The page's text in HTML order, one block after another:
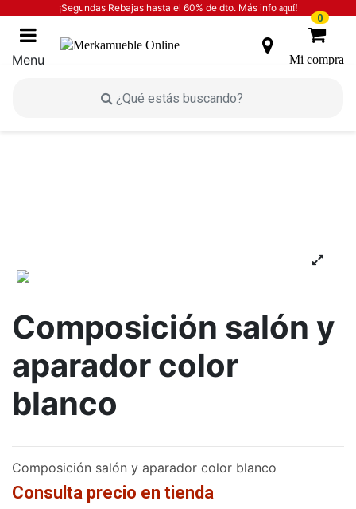
¡Segundas Rebajas hasta el 60% de dto. Más info aquí!
Menu
0
Mi compra
ESTANCIAS
Estancias Salones
Composición salón y aparador color blanco
Composición salón y
aparador color
blanco
Composición salón y aparador color blanco
Consulta precio en tienda